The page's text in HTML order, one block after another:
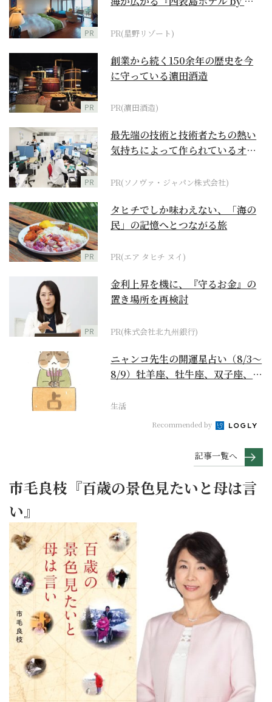
PR PR(星野リゾート)
PR
創業から続く150余年の歴史を今
に守っている濵田酒造
PR(濵田酒造)
PR
最先端の技術と技術者たちの熱い
気持ちによって作られているオー
PR(ソノヴァ・ジャパン株式会社)
PR
タヒチでしか味わえない、「海の
民」の記憶へとつながる旅
PR(エア タヒチ ヌイ)
PR
金利上昇を機に、『守るお金』の
置き場所を再検討
PR(株式会社北九州銀行)
ニャンコ先生の開運星占い（8/3～
8/9）牡羊座、牡牛座、双子座、蟹
生活
Recommended by
記事一覧へ
市毛良枝『百歳の景色見たいと母は言
い』